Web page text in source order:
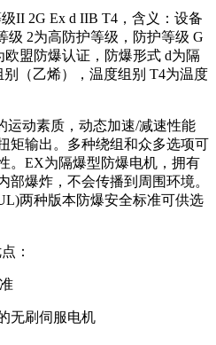
II 2G Ex d IIB T4，含义：设备
级 2为高防护等级，防护等级 G
盟防爆认证，防爆形式 d为隔
（乙烯），温度组别 T4为温度
运动素质，动态加速/减速性能
矩输出。多种绕组和众多选项可
。EX为隔爆型防爆电机，拥有
部爆炸，不会传播到周围环境。
两种版本防爆安全标准可供选
：
无刷伺服电机